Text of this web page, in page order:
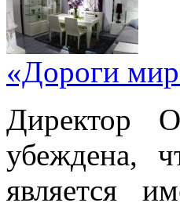
«Дороги
Директор
убеждена,
является